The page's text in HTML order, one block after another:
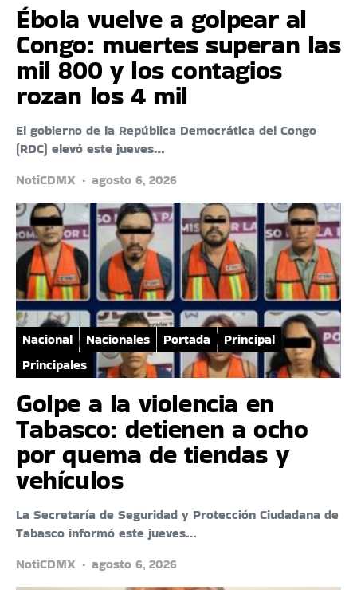
Ébola vuelve a golpear al
Congo: muertes superan las
mil 800 y los contagios
rozan los 4 mil
El gobierno de la República Democrática del Congo
(RDC) elevó este jueves…
NotiCDMX
agosto 6, 2026
Nacional Nacionales Portada
Principal
Principales
Golpe a la violencia en
Tabasco: detienen a ocho
por quema de tiendas y
vehículos
La Secretaría de Seguridad y Protección Ciudadana de
Tabasco informó este jueves…
NotiCDMX
agosto 6, 2026